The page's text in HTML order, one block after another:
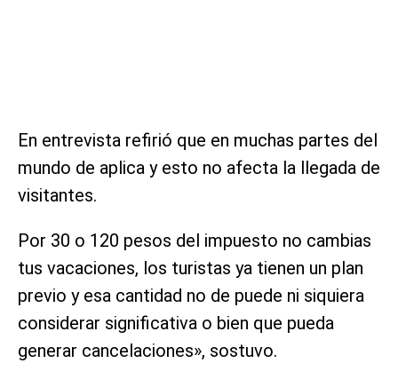
En entrevista refirió que en muchas partes del
mundo de aplica y esto no afecta la llegada de
visitantes.
Por 30 o 120 pesos del impuesto no cambias
tus vacaciones, los turistas ya tienen un plan
previo y esa cantidad no de puede ni siquiera
considerar significativa o bien que pueda
generar cancelaciones», sostuvo.